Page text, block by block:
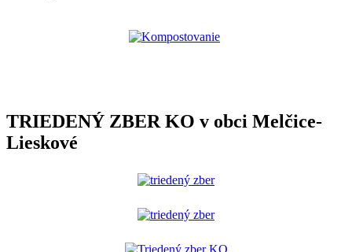
TRIEDENÝ ZBER KO v obci Melčice-
Lieskové